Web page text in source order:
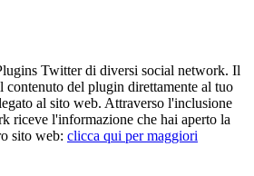
Twitter di diversi social network. Il
contenuto del plugin direttamente al tuo
al sito web. Attraverso l'inclusione
riceve l'informazione che hai aperto la
sito web: clicca qui per maggiori